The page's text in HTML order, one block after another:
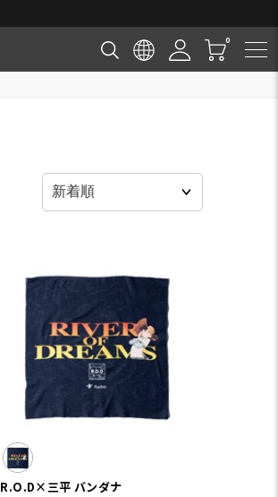
R.O.D×三平 バンダナ